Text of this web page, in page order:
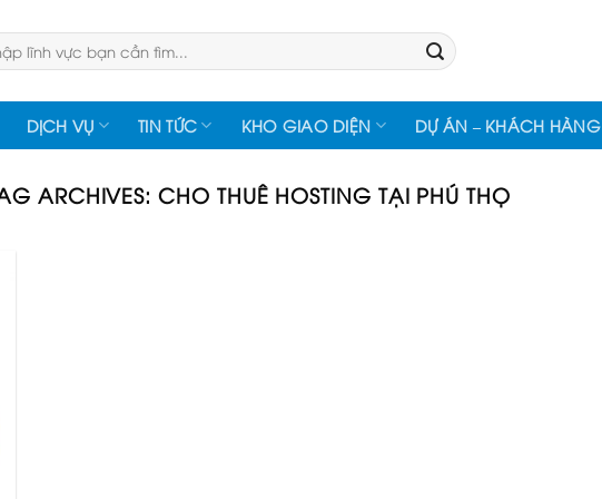
DỊCH VỤ TIN TỨC KHO GIAO DIỆN DỰ ÁN – KHÁCH HÀNG
ARCHIVES:CHO THUÊ HOSTING TẠI PHÚ THỌ